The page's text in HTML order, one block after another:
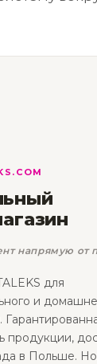
напрямую от
для
и
продукции,
в Польше.